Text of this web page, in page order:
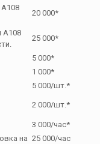
А108
20 000*
А108
25 000*
5 000*
1 000*
5 000/шт.*
2 000/шт.*
3 000/час*
на 25 000/час